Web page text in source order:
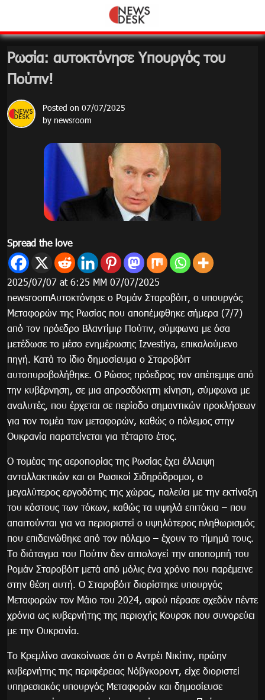
content
Ρωσία: αυτοκτόνησε Υπουργός του
Πούτιν!
Posted on 07/07/2025
by newsroom
Spread the love
2025/07/07 at 6:25 ΜΜ 07/07/2025
newsroomΑυτοκτόνησε ο Ρομάν Σταροβόιτ, ο υπουργός
Μεταφορών της Ρωσίας που αποπέμφθηκε σήμερα (7/7)
από τον πρόεδρο Βλαντίμιρ Πούτιν, σύμφωνα με όσα
μετέδωσε το μέσο ενημέρωσης Izvestiya, επικαλούμενο
πηγή. Κατά το ίδιο δημοσίευμα ο Σταροβόιτ
αυτοπυροβολήθηκε. Ο Ρώσος πρόεδρος τον απέπεμψε από
την κυβέρνηση, σε μια απροσδόκητη κίνηση, σύμφωνα με
αναλυτές, που έρχεται σε περίοδο σημαντικών προκλήσεων
για τον τομέα των μεταφορών, καθώς ο πόλεμος στην
Ουκρανία παρατείνεται για τέταρτο έτος.
Ο τομέας της αεροπορίας της Ρωσίας έχει έλλειψη
ανταλλακτικών και οι Ρωσικοί Σιδηρόδρομοι, ο
μεγαλύτερος εργοδότης της χώρας, παλεύει με την εκτίναξη
του κόστους των τόκων, καθώς τα υψηλά επιτόκια – που
απαιτούνται για να περιοριστεί ο υψηλότερος πληθωρισμός
που επιδεινώθηκε από τον πόλεμο – έχουν το τίμημά τους.
Το διάταγμα του Πούτιν δεν αιτιολογεί την αποπομπή του
Ρομάν Σταροβόιτ μετά από μόλις ένα χρόνο που παρέμεινε
στην θέση αυτή. Ο Σταροβόιτ διορίστηκε υπουργός
Μεταφορών τον Μάιο του 2024, αφού πέρασε σχεδόν πέντε
χρόνια ως κυβερνήτης της περιοχής Κουρσκ που συνορεύει
με την Ουκρανία.
Το Κρεμλίνο ανακοίνωσε ότι ο Αντρέι Νικίτιν, πρώην
κυβερνήτης της περιφέρειας Νόβγκοροντ, είχε διοριστεί
υπηρεσιακός υπουργός Μεταφορών και δημοσίευσε